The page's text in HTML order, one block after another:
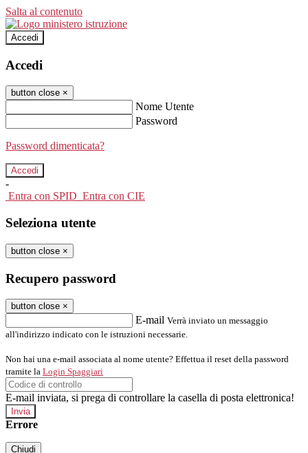
Salta al contenuto
Accedi
Accedi
button close ×
Nome Utente
Password
Password dimenticata?
-
Entra con SPID Entra con CIE
Seleziona utente
button close ×
Recupero password
button close ×
E-mail Verrà inviato un messaggio
all'indirizzo indicato con le istruzioni necessarie.
Non hai una e-mail associata al nome utente? Effettua il reset della password
tramite la Login Spaggiari
E-mail inviata, si prega di controllare la casella di posta elettronica!
Errore
Chiudi